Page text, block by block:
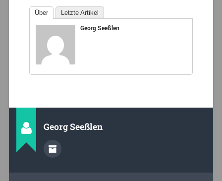
Über Letzte Artikel
Georg Seeßlen
Georg Seeßlen